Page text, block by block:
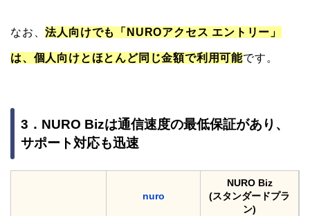
なお、法人向けでも「NUROアクセス エントリー」
は、個人向けとほとんど同じ金額で利用可能です。
3．NURO Bizは通信速度の最低保証があり、
サポート対応も迅速
nuro
NURO Biz
(スタンダードプラ
ン)